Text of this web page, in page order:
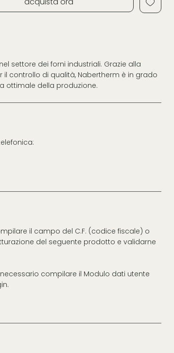
settore dei forni industriali. Grazie alla
il controllo di qualità, Nabertherm è in grado
ottimale della produzione.
il campo del C.F. (codice fiscale) o
del seguente prodotto e validarne
compilare il Modulo dati utente